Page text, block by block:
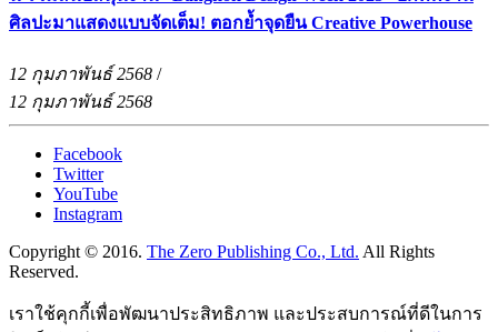
ศิลปะมาแสดงแบบจัดเต็ม! ตอกย้ำจุดยืน Creative Powerhouse
12 กุมภาพันธ์ 2568 /
12 กุมภาพันธ์ 2568
Facebook
Twitter
YouTube
Instagram
Copyright © 2016. The Zero Publishing Co., Ltd. All Rights
Reserved.
เราใช้คุกกี้เพื่อพัฒนาประสิทธิภาพ และประสบการณ์ที่ดีในการ